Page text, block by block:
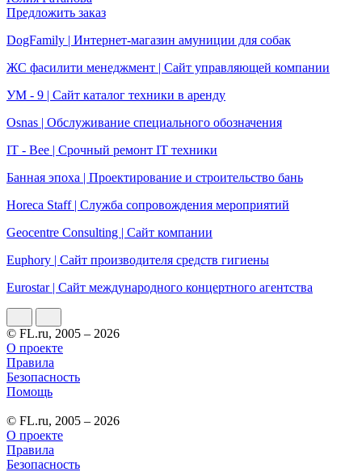
Предложить заказ
DogFamily | Интернет-магазин амуниции для собак
ЖС фасилити менеджмент | Сайт управляющей компании
УМ - 9 | Сайт каталог техники в аренду
Osnas | Обслуживание специального обозначения
IT - Bee | Срочный ремонт IT техники
Банная эпоха | Проектирование и строительство бань
Horeca Staff | Служба сопровождения мероприятий
Geocentre Consulting | Сайт компании
Еuphory | Сайт производителя средств гигиены
Eurostar | Сайт международного концертного агентства
© FL.ru, 2005 – 2026
О проекте
Правила
Безопасность
Помощь
© FL.ru, 2005 – 2026
О проекте
Правила
Безопасность